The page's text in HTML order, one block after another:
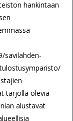
hankintaan
savilahden-
tarjolla olevia
alustavat